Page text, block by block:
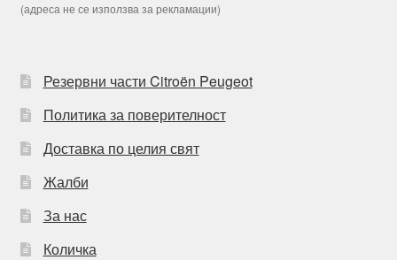
(адреса не се използва за рекламации)
Резервни части Citroën Peugeot
Политика за поверителност
Доставка по целия свят
Жалби
За нас
Количка